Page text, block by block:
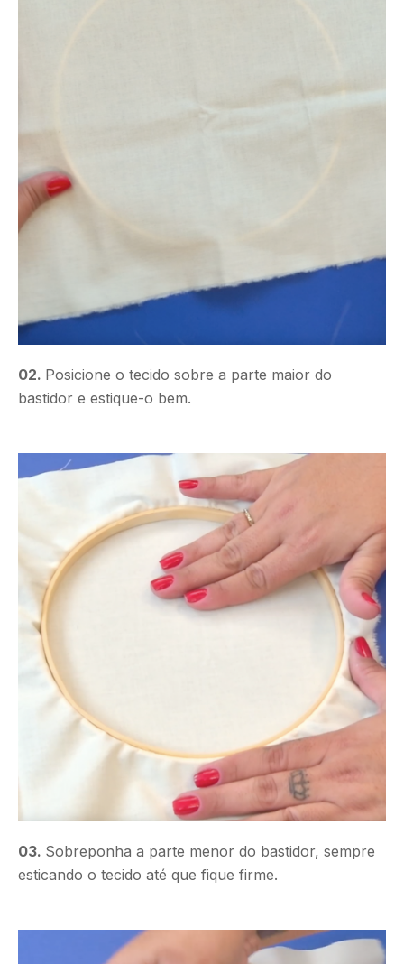
02. Posicione o tecido sobre a parte maior do
bastidor e estique-o bem.
03. Sobreponha a parte menor do bastidor, sempre
esticando o tecido até que fique firme.